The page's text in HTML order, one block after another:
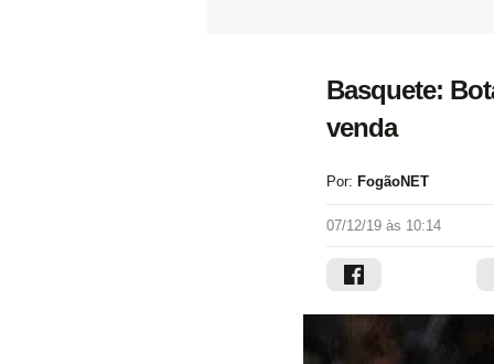
Basquete:
venda
Por: FogãoNET
07/12/19 às 10:14